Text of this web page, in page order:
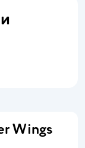
Wings